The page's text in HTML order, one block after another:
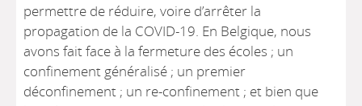
permettre de réduire, voire d’arrêter la
propagation de la COVID-19. En Belgique, nous
avons fait face à la fermeture des écoles ; un
confinement généralisé ; un premier
déconfinement ; un re-confinement ; et bien que